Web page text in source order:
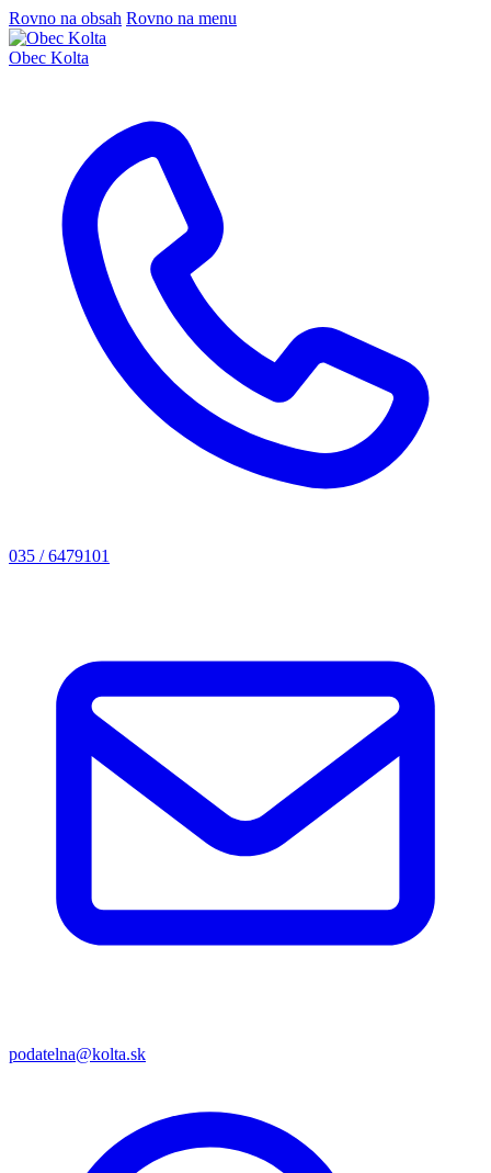
Rovno na obsah Rovno na menu
Obec Kolta
035 / 6479101
podatelna@kolta.sk